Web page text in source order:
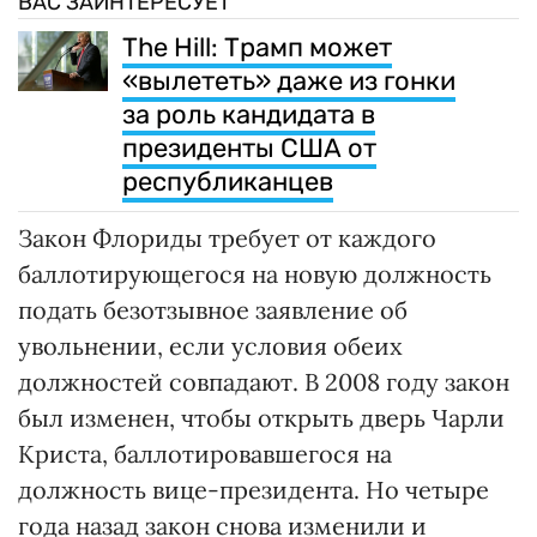
The Hill: Трамп может
«вылететь» даже из гонки
за роль кандидата в
президенты США от
республиканцев
Закон Флориды требует от каждого
баллотирующегося на новую должность
подать безотзывное заявление об
увольнении, если условия обеих
должностей совпадают. В 2008 году закон
был изменен, чтобы открыть дверь Чарли
Криста, баллотировавшегося на
должность вице-президента. Но четыре
года назад закон снова изменили и